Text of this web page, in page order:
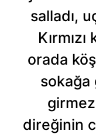
Sizlere daha iyi bir
Sitemizde
kullanılmaktadır.
verileriniz
toplumu
kullanılmaktadır.
kılınması ve
reklam/pazarlama
sınırlı olarak açık
salladı,
orada
sokağa
direğinin